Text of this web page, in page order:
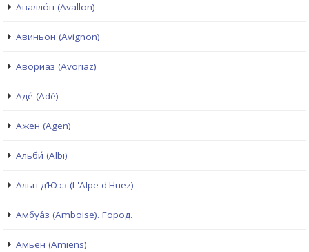
Авалло́н (Avallon)
Авиньон (Avignon)
Авориаз (Avoriaz)
Аде́ (Adé)
Ажен (Agen)
Альби́ (Albi)
Альп-д’Юэз (L'Alpe d'Huez)
Амбуа́з (Amboise). Город.
Амьен (Amiens)